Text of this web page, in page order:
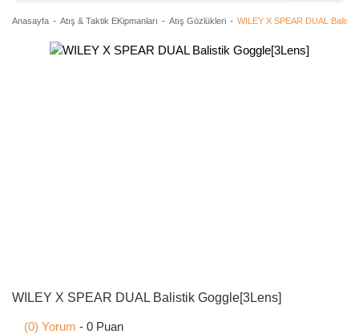
Anasayfa Atış & Taktik EKipmanları Atış Gözlükleri WILEY X SPEAR DUAL
WILEY X SPEAR DUAL Balistik Goggle[3Lens]
(0) Yorum - 0 Puan